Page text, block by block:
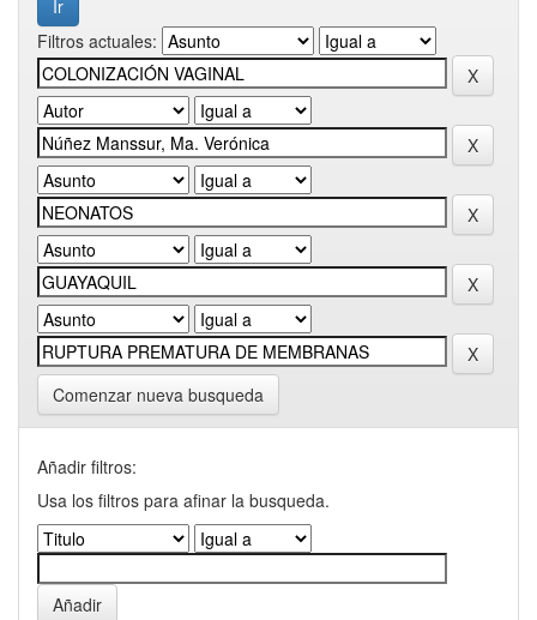
Filtros actuales:
Comenzar nueva busqueda
Añadir filtros:
Usa los filtros para afinar la busqueda.